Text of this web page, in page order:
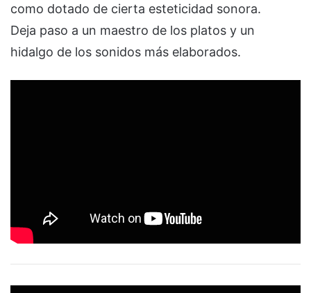
como dotado de cierta esteticidad sonora.
Deja paso a un maestro de los platos y un
hidalgo de los sonidos más elaborados.